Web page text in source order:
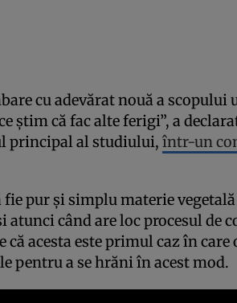
cu adevărat nouă a scopului
știm că fac alte ferigi”, a
principal al studiului, într-un
fie pur și simplu materie
atunci când are loc procesul de
că acesta este primul caz în
pentru a se hrăni în acest mod.